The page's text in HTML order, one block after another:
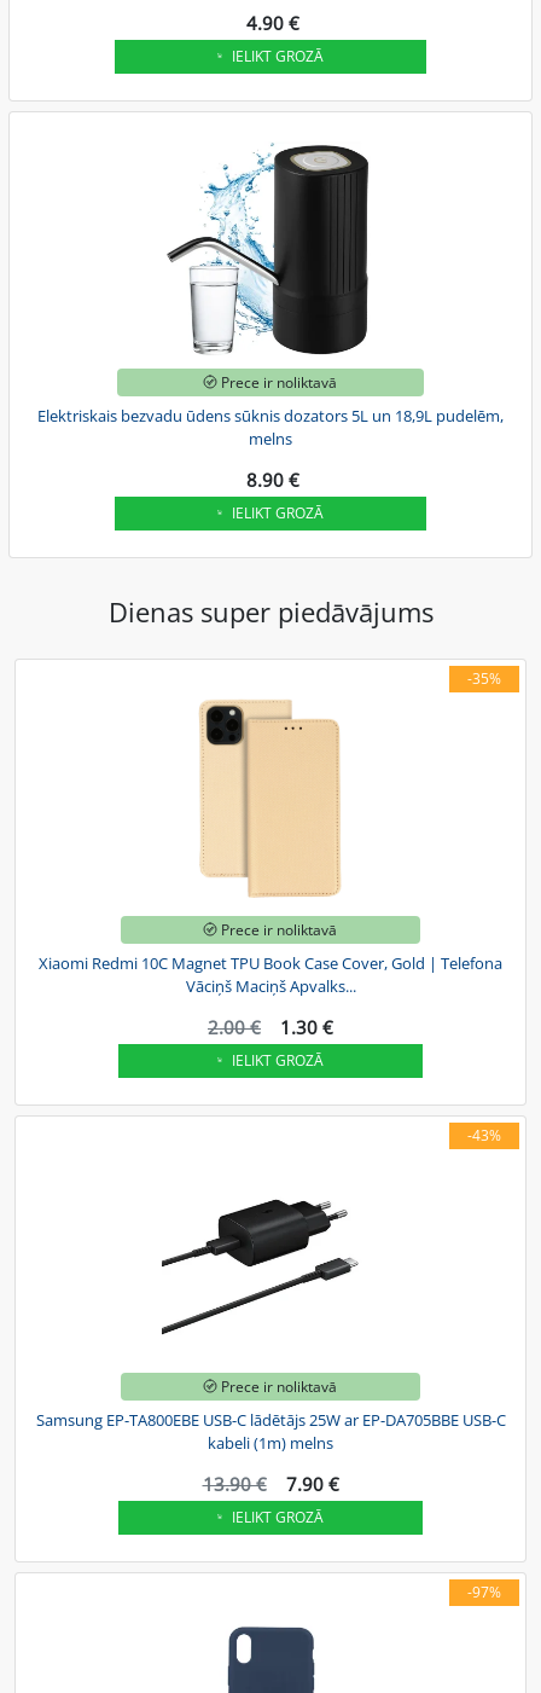
4.90 €
IELIKT GROZĀ
Prece ir noliktavā
Elektriskais bezvadu ūdens sūknis dozators 5L un 18,9L pudelēm,
melns
8.90 €
IELIKT GROZĀ
Dienas super piedāvājums
-35%
Prece ir noliktavā
Xiaomi Redmi 10C Magnet TPU Book Case Cover, Gold | Telefona
Vāciņš Maciņš Apvalks...
2.00 € 1.30 €
IELIKT GROZĀ
-43%
Prece ir noliktavā
Samsung EP-TA800EBE USB-C lādētājs 25W ar EP-DA705BBE USB-C
kabeli (1m) melns
13.90 € 7.90 €
IELIKT GROZĀ
-97%